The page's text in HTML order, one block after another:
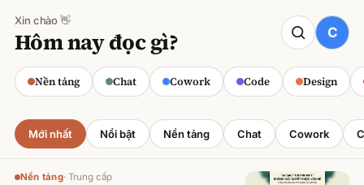
Xin chào 👋
Hôm nay đọc gì?
Nền tảng Chat Cowork Code Design
CODE
Claude cho Sales: Dự báo doanh số
chính xác
Minh Tuấn ·800 lượt xem
Mới nhất Nổi bật Nền tảng Chat Cowork
Nền tảng· Trung cấp